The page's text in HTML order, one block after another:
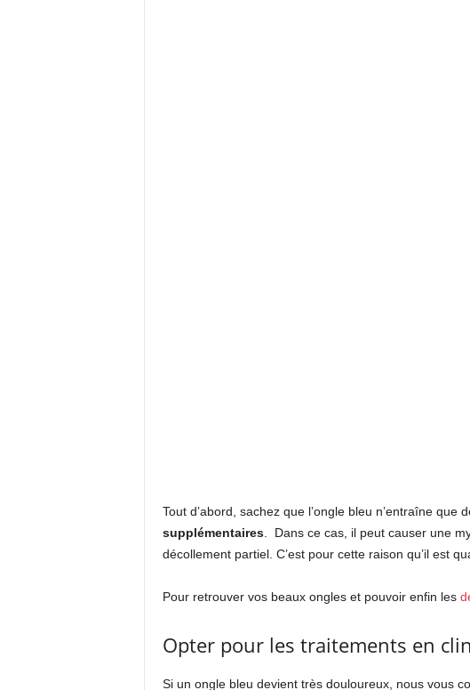
Tout d’abord, sachez que l’ongle bleu n’entraîne
supplémentaires. Dans ce cas, il peut causer une
décollement partiel. C’est pour cette raison qu’il est
Pour retrouver vos beaux ongles et pouvoir enfin les
Opter pour les traitements en
Si un ongle bleu devient très douloureux, nous vous